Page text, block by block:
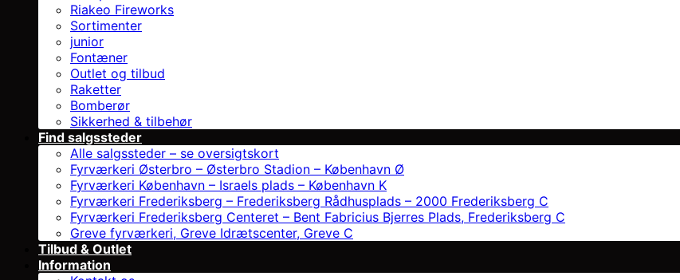
Riakeo Fireworks
Sortimenter
junior
Fontæner
Outlet og tilbud
Raketter
Bomberør
Sikkerhed & tilbehør
Find salgssteder
Alle salgssteder – se oversigtskort
Fyrværkeri Østerbro – Østerbro Stadion – København Ø
Fyrværkeri København – Israels plads – København K
Fyrværkeri Frederiksberg – Frederiksberg Rådhusplads – 2000 Frederiksberg C
Fyrværkeri Frederiksberg Centeret – Bent Fabricius Bjerres Plads, Frederiksberg C
Greve fyrværkeri, Greve Idrætscenter, Greve C
Tilbud & Outlet
Information